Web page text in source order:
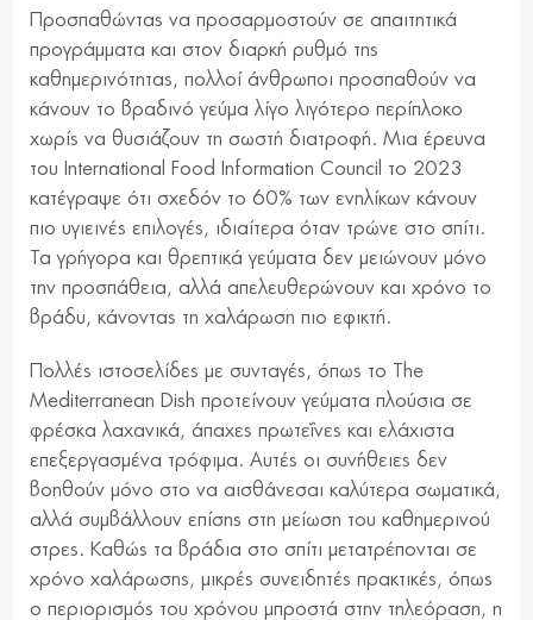
Προσπαθώντας να προσαρμοστούν σε απαιτητικά
προγράμματα και στον διαρκή ρυθμό της
καθημερινότητας, πολλοί άνθρωποι προσπαθούν να
κάνουν το βραδινό γεύμα λίγο λιγότερο περίπλοκο
χωρίς να θυσιάζουν τη σωστή διατροφή. Μια έρευνα
του International Food Information Council το 2023
κατέγραψε ότι σχεδόν το 60% των ενηλίκων κάνουν
πιο υγιεινές επιλογές, ιδιαίτερα όταν τρώνε στο σπίτι.
Τα γρήγορα και θρεπτικά γεύματα δεν μειώνουν μόνο
την προσπάθεια, αλλά απελευθερώνουν και χρόνο το
βράδυ, κάνοντας τη χαλάρωση πιο εφικτή.
Πολλές ιστοσελίδες με συνταγές, όπως το The
Mediterranean Dish προτείνουν γεύματα πλούσια σε
φρέσκα λαχανικά, άπαχες πρωτεΐνες και ελάχιστα
επεξεργασμένα τρόφιμα. Αυτές οι συνήθειες δεν
βοηθούν μόνο στο να αισθάνεσαι καλύτερα σωματικά,
αλλά συμβάλλουν επίσης στη μείωση του καθημερινού
στρες. Καθώς τα βράδια στο σπίτι μετατρέπονται σε
χρόνο χαλάρωσης, μικρές συνειδητές πρακτικές, όπως
ο περιορισμός του χρόνου μπροστά στην τηλεόραση, η